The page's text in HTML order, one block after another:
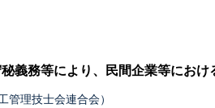
義務等により、民間企業等におけ
理技士会連合会）